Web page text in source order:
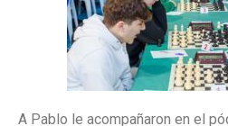
A Pablo le acompañaron en el